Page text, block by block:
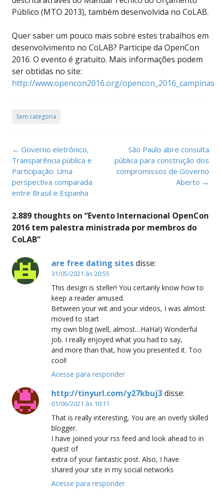
Público (MTO 2013), também desenvolvida no CoLAB.
Quer saber um pouco mais sobre estes trabalhos em
desenvolvimento no CoLAB? Participe da OpenCon
2016. O evento é gratuito. Mais informações podem
ser obtidas no site:
http://www.opencon2016.org/opencon_2016_campinas
Sem categoria
Post
navigation
← Governo eletrônico,
Transparência pública e
Participação: Uma
perspectiva comparada
entre Brasil e Espanha
São Paulo abre consulta
pública para construção dos
compromissos de Governo
Aberto →
2.889 thoughts on “Evento Internacional OpenCon
2016 tem palestra ministrada por membros do
CoLAB”
are free dating sitesdisse:
31/05/2021 às 20:55
This design is steller! You certainly know how to
keep a reader amused.
Between your wit and your videos, I was almost
moved to start
my own blog (well, almost…HaHa!) Wonderful
job. I really enjoyed what you had to say,
and more than that, how you presented it. Too
cool!
Acesse para responder
http://tinyurl.com/y27kbuj3disse:
01/06/2021 às 10:11
That is really interesting, You are an overly skilled
blogger.
I have joined your rss feed and look ahead to in
quest of
extra of your fantastic post. Also, I have
shared your site in my social networks
Acesse para responder